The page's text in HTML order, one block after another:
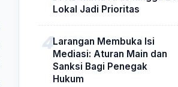
Lokal Jadi Prioritas
Larangan Membuka Isi
Mediasi: Aturan Main dan
Sanksi Bagi Penegak
Hukum